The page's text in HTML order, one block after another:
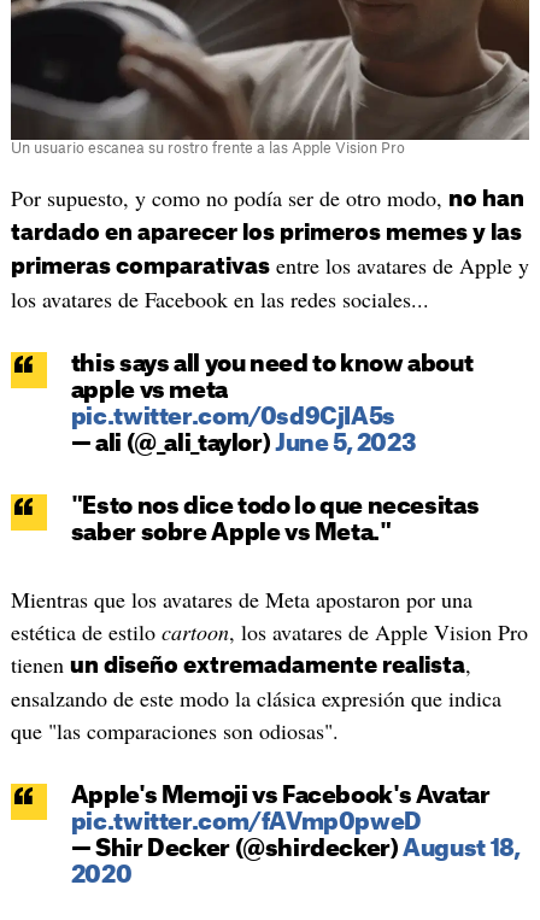
Un usuario escanea su rostro frente a las Apple Vision Pro
Por supuesto, y como no podía ser de otro modo, no han
tardado en aparecer los primeros memes y las
primeras comparativasentre los avatares de Apple y
los avatares de Facebook en las redes sociales...
this says all you need to know about
apple vs meta
pic.twitter.com/0sd9CjIA5s
— ali (@_ali_taylor) June 5, 2023
"Esto nos dice todo lo que necesitas
saber sobre Apple vs Meta."
Mientras que los avatares de Meta apostaron por una
estética de estilo cartoon, los avatares de Apple Vision Pro
tienen un diseño extremadamente realista,
ensalzando de este modo la clásica expresión que indica
que "las comparaciones son odiosas".
Apple's Memoji vs Facebook's Avatar
pic.twitter.com/fAVmp0pweD
— Shir Decker (@shirdecker)August 18,
2020